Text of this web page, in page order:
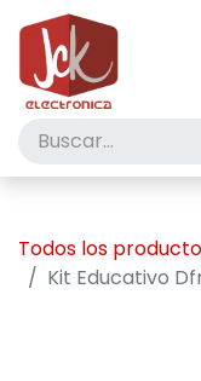
Todos los
Kit Educativo